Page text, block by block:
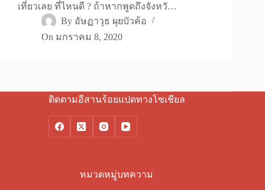
เที่ยวเลย ที่ไหนดี ? ถ้าหากพูดถึงจังหวั…
By อัษฏาวุธ ผุยบัวค้อ
On มกราคม 8, 2020
ติดตามอีสานร้อยแปดทางโซเชียล
หมวดหมู่บทความ